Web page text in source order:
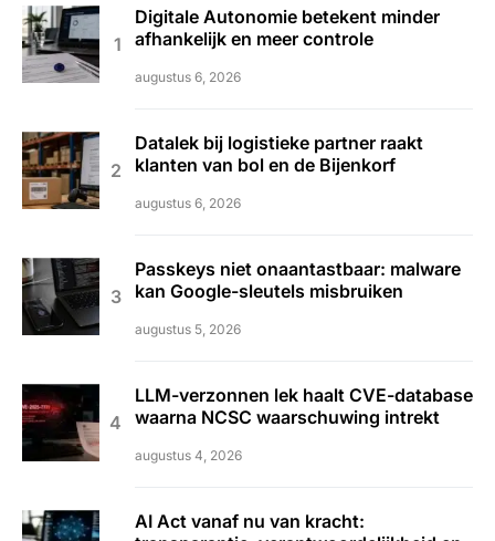
Digitale Autonomie betekent minder
afhankelijk en meer controle
augustus 6, 2026
Datalek bij logistieke partner raakt
klanten van bol en de Bijenkorf
augustus 6, 2026
Passkeys niet onaantastbaar: malware
kan Google-sleutels misbruiken
augustus 5, 2026
LLM-verzonnen lek haalt CVE-database
waarna NCSC waarschuwing intrekt
augustus 4, 2026
AI Act vanaf nu van kracht: